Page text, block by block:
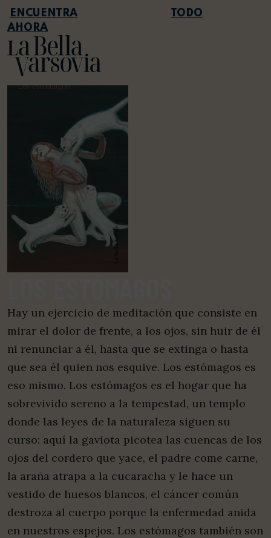
TODO
AHORA
Hay un ejercicio de meditación que consiste en
mirar el dolor de frente, a los ojos, sin huir de él
ni renunciar a él, hasta que se extinga o hasta
que sea él quien nos esquive. Los estómagos es
eso mismo. Los estómagos es el hogar que ha
sobrevivido sereno a la tempestad, un templo
donde las leyes de la naturaleza siguen su
curso: aquí la gaviota picotea las cuencas de los
ojos del cordero que yace, el padre come carne,
la araña atrapa a la cucaracha y le hace un
vestido de huesos blancos, el cáncer común
destroza al cuerpo porque la enfermedad anida
en nuestros espejos. Los estómagos también son